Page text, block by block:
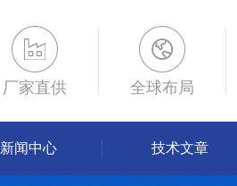
厂家直供 全球布局
新闻中心 技术文章